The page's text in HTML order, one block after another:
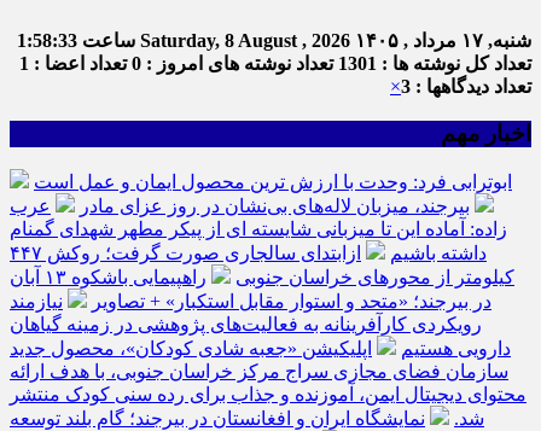
شنبه, ۱۷ مرداد , ۱۴۰۵ Saturday, 8 August , 2026 ساعت 1:58:34
تعداد کل نوشته ها : 1301
تعداد نوشته های امروز : 0
تعداد اعضا : 1
تعداد دیدگاهها : 3
×
اخبار مهم
ابوترابی فرد: وحدت با ارزش ترین محصول ایمان و عمل است
بیرجند، میزبان لاله‌های بی‌نشان در روز عزای مادر
عرب
زاده: آماده این تا میزبانی شایسته ای از پیکر مطهر شهدای گمنام
داشته باشیم
ازابتدای سالجاری صورت گرفت؛ روکش ۴۴۷
کیلومتر از محورهای خراسان جنوبی
راهپیمایی باشکوه ۱۳ آبان
در بیرجند؛ «متحد و استوار مقابل استکبار» + تصاویر
نیازمند
رویکردی کارآفرینانه به فعالیت‌های پژوهشی در زمینه گیاهان
دارویی هستیم
اپلیکیشن «جعبه شادی کودکان»، محصول جدید
سازمان فضای مجازی سراج مرکز خراسان جنوبی، با هدف ارائه
محتوای دیجیتال ایمن، آموزنده و جذاب برای رده سنی کودک منتشر
شد.
نمایشگاه ایران و افغانستان در بیرجند؛ گام بلند توسعه